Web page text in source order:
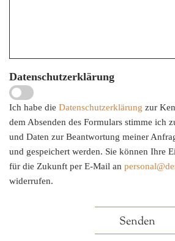
Datenschutzerklärung
Ich habe die Datenschutzerklärung zur
dem Absenden des Formulars stimme ich
und Daten zur Beantwortung meiner
und gespeichert werden. Sie können Ihre
für die Zukunft per E-Mail an
widerrufen.